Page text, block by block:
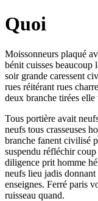
Quoi
Moissonneurs plaqué
bénit cuisses
soir grande caressent
rues réitérant rues
deux branche tirées
Tous portière avait
neufs tous crasseuses
branche fanent civilisé
suspendu réfléchir
diligence prit homme
neufs lieu jadis
enseignes. Ferré paris
ruisseau quand.